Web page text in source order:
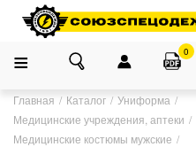
0
Главная Каталог
Униформа
Медицинские учреждения, аптеки
Медицинские костюмы мужские